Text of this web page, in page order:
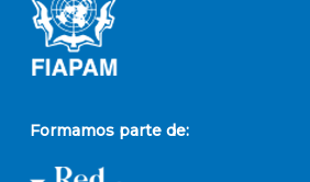
Formamos parte de: